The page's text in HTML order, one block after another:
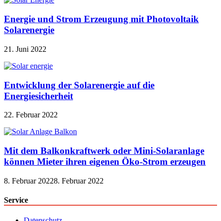
Energie und Strom Erzeugung mit Photovoltaik
Solarenergie
21. Juni 2022
Entwicklung der Solarenergie auf die
Energiesicherheit
22. Februar 2022
Mit dem Balkonkraftwerk oder Mini-Solaranlage
können Mieter ihren eigenen Öko-Strom erzeugen
8. Februar 20228. Februar 2022
Service